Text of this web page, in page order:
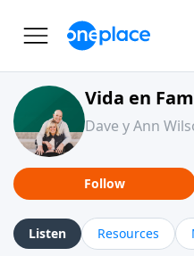
Vida en
Dave y Ann
Follow
Listen Resources